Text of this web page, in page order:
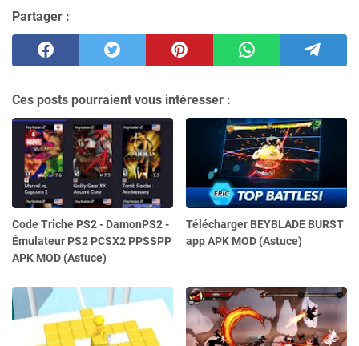
Partager :
Ces posts pourraient vous intéresser :
Code Triche PS2 - DamonPS2 -
Émulateur PS2 PCSX2 PPSSPP
APK MOD (Astuce)
Télécharger BEYBLADE BURST
app APK MOD (Astuce)